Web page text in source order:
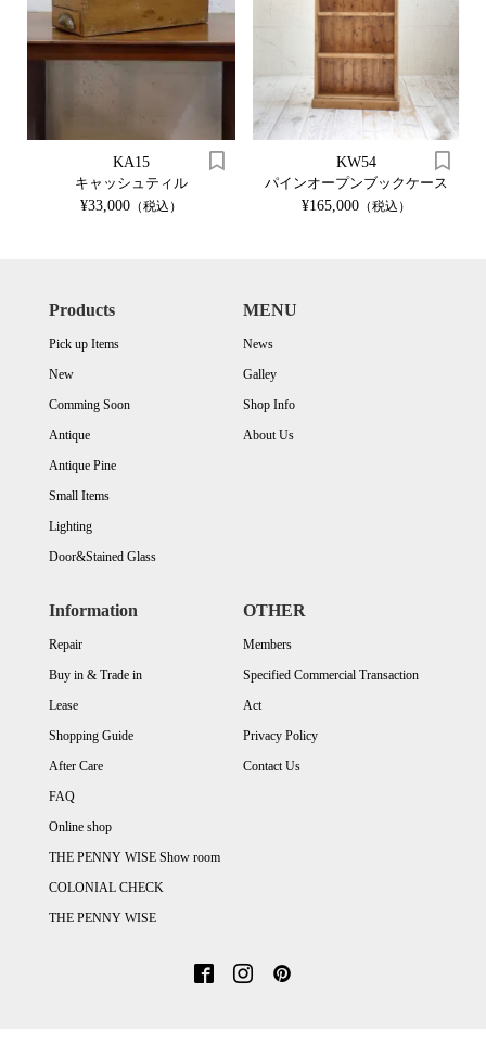
KA15
キャッシュティル
¥33,000（税込）
KW54
パインオープンブックケース
¥165,000 （税込）
Products
Pick up Items
New
Comming Soon
Antique
Antique Pine
Small Items
Lighting
Door&Stained Glass
MENU
News
Galley
Shop Info
About Us
Information
Repair
Buy in & Trade in
Lease
Shopping Guide
After Care
FAQ
Online shop
THE PENNY WISE Show room
COLONIAL CHECK
THE PENNY WISE
OTHER
Members
Specified Commercial Transaction
Act
Privacy Policy
Contact Us